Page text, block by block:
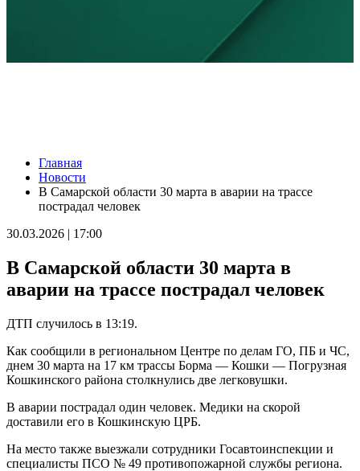
Вячеслав Федорищев: "В Самарской области сильные,
спортивные и талантливые люди"
08.08.2026 | 19:11
8 августа самарские "Крылья Советов" на домашнем стадионе
08.08.2026 | 18:41
прыжков на батуте"
08.08.2026 | 17:57
Самарцев приглашают на бесплатные тренировки 9 августа
8 августа в Самаре косят траву на 20-ти улицах
Школы Самарской области перейдут на обновленную
программу с 1 сентября
08.08.2026 | 16:39
предупреждение
08.08.2026 | 16:30
и ветеранам
08.08.2026 | 15:59
Главная
Новости
В Самарской области 30 марта в аварии на трассе
пострадал человек
30.03.2026 | 17:00
В Самарской области 30 марта в
аварии на трассе пострадал человек
ДТП случилось в 13:19.
Как сообщили в региональном Центре по делам ГО, ПБ и ЧС,
днем 30 марта на 17 км трассы Борма — Кошки — Погрузная
Кошкинского района столкнулись две легковушки.
В аварии пострадал один человек. Медики на скорой
доставили его в Кошкинскую ЦРБ.
На место также выезжали сотрудники Госавтоинспекции и
специалисты ПСО № 49 противопожарной службы региона.